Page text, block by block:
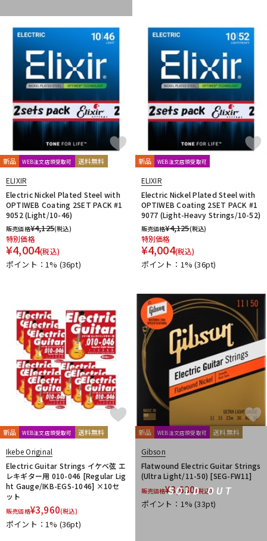
新品 WEB注文店頭受取可 送料無料
ELIXIR
Electric Nickel Plated Steel with
OPTIWEB Coating 2SET PACK #1
9052 (Light/10-46)
販売価格¥4,125(税込)
特別価格
¥4,004(税込)
ポイント：1% (36pt)
新品 WEB注文店頭受取可
ELIXIR
Electric Nickel Plated Steel with
OPTIWEB Coating 2SET PACK #1
9077 (Light-Heavy Strings/10-52)
販売価格¥4,125(税込)
特別価格
¥4,004(税込)
ポイント：1%(36pt)
新品 WEB注文店頭受取可 送料無料
Ikebe Original
Electric Guitar Strings イケベ弦 エ
レキギター用 010-046 [Regular Lig
ht Gauge/IKB-EGS-1046] ×10セ
ット
販売価格¥3,960(税込)
ポイント：1% (36pt)
SOLD OUT
新品 WEB注文店頭受取可 送料無料
Gibson
Flatwound Electric Guitar Strings
(Ultra Light/11-50) [SEG-FW11]
販売価格¥3,630(税込)
ポイント：1%(33pt)